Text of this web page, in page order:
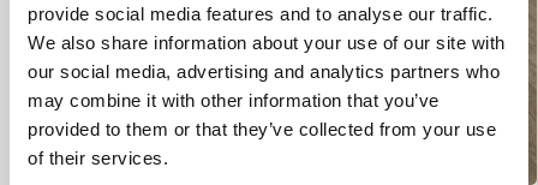
provide social media features and to analyse our traffic.
We also share information about your use of our site with
our social media, advertising and analytics partners who
may combine it with other information that you’ve
provided to them or that they’ve collected from your use
of their services.